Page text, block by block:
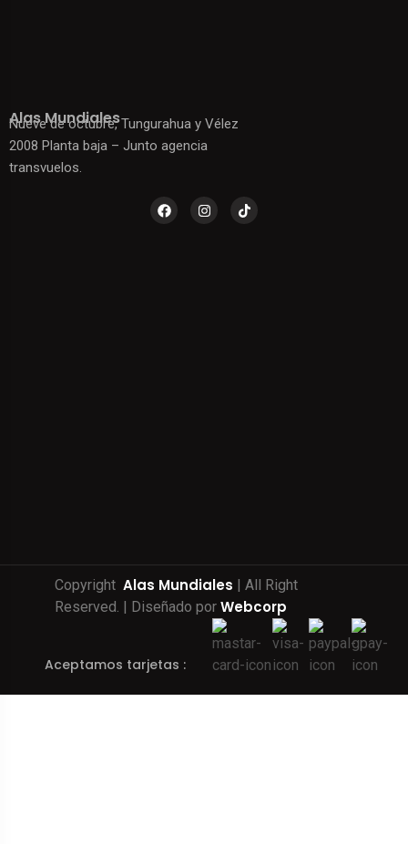
Alas Mundiales
Nueve de octubre, Tungurahua y Vélez
2008 Planta baja – Junto agencia
transvuelos.
Copyright Alas Mundiales | All Right
Reserved. | Diseñado por Webcorp
Aceptamos tarjetas :